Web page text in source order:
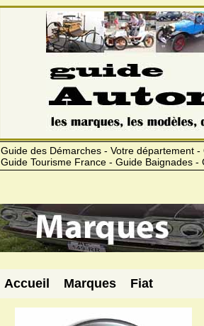
Guide des Démarches - Votre département
Guide Tourisme France - Guide Baignades
Accueil Marques Fiat